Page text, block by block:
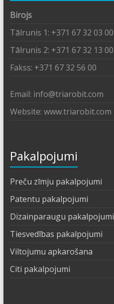
Birojs
Tālrunis 1: +371 67 32 03 00
Tālrunis 2: +371 67 32 13 00
Fakss: +371 67 32 56 00
Email: info@triarobit.com
Website: www.triarobit.com
Pakalpojumi
Preču zīmju pakalpojumi
Patentu pakalpojumi
Dizainparaugu pakalpojumi
Tiesvedības pakalpojumi
Viltojumu apkarošana
Citi pakalpojumi